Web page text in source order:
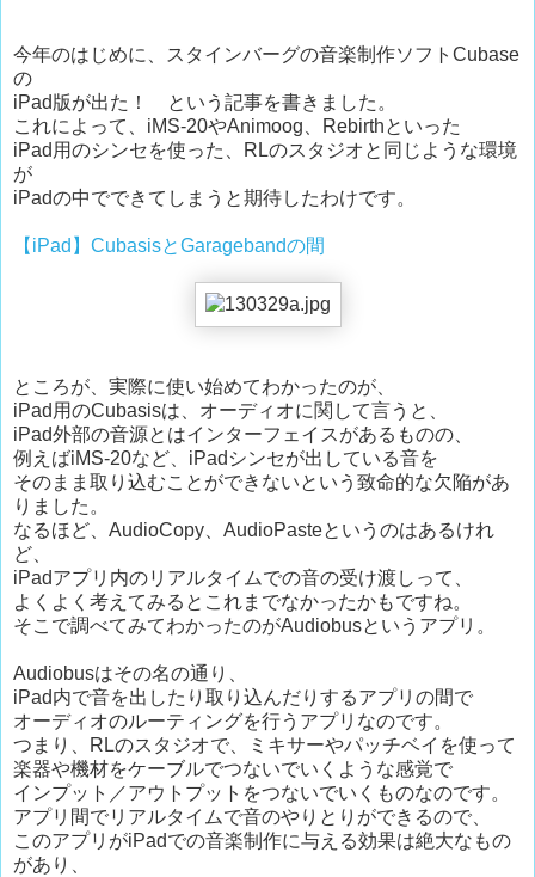
今年のはじめに、スタインバーグの音楽制作ソフトCubase
の
iPad版が出た！ という記事を書きました。
これによって、iMS-20やAnimoog、Rebirthといった
iPad用のシンセを使った、RLのスタジオと同じような環境
が
iPadの中でできてしまうと期待したわけです。
【iPad】CubasisとGaragebandの間
ところが、実際に使い始めてわかったのが、
iPad用のCubasisは、オーディオに関して言うと、
iPad外部の音源とはインターフェイスがあるものの、
例えばiMS-20など、iPadシンセが出している音を
そのまま取り込むことができないという致命的な欠陥があ
りました。
なるほど、AudioCopy、AudioPasteというのはあるけれ
ど、
iPadアプリ内のリアルタイムでの音の受け渡しって、
よくよく考えてみるとこれまでなかったかもですね。
そこで調べてみてわかったのがAudiobusというアプリ。
Audiobusはその名の通り、
iPad内で音を出したり取り込んだりするアプリの間で
オーディオのルーティングを行うアプリなのです。
つまり、RLのスタジオで、ミキサーやパッチベイを使って
楽器や機材をケーブルでつないでいくような感覚で
インプット／アウトプットをつないでいくものなのです。
アプリ間でリアルタイムで音のやりとりができるので、
このアプリがiPadでの音楽制作に与える効果は絶大なもの
があり、